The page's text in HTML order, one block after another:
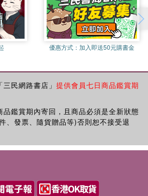
優惠方式： 加入即送50元購書金
民網路書店」 提供會員七日商品鑑賞期
鑑賞期內寄回，且商品必須是全新狀態
、發票、隨貨贈品等)否則恕不接受退